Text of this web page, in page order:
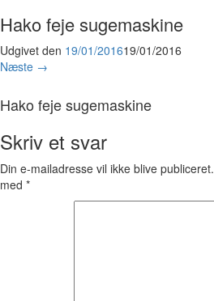
Hako feje sugemaskine
Udgivet den 19/01/201619/01/2016
Næste →
Hako feje sugemaskine
Skriv et svar
Din e-mailadresse vil ikke blive publiceret.
med *